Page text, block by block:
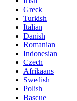
Greek
Turkish
Italian
Danish
Romanian
Indonesian
Czech
Afrikaans
Swedish
Polish
Basque